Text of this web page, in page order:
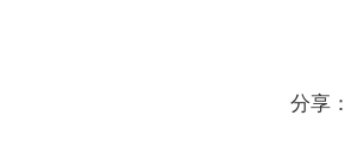
分享：